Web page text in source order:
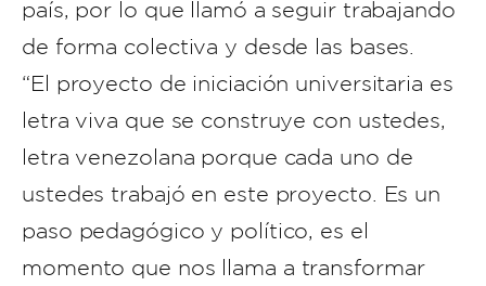
país, por lo que llamó a seguir trabajando
de forma colectiva y desde las bases.
“El proyecto de iniciación universitaria es
letra viva que se construye con ustedes,
letra venezolana porque cada uno de
ustedes trabajó en este proyecto. Es un
paso pedagógico y político, es el
momento que nos llama a transformar